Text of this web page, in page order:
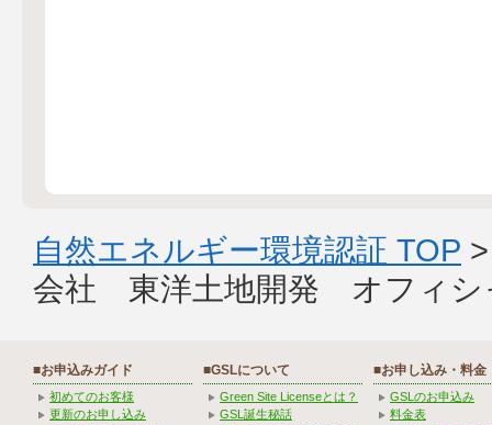
自然エネルギー環境認証 TOP
会社 東洋土地開発 オフィシ
■お申込みガイド
初めてのお客様
更新のお申し込み
■GSLについて
Green Site Licenseとは？
GSL誕生秘話
■お申し込み・料金
GSLのお申込み
料金表